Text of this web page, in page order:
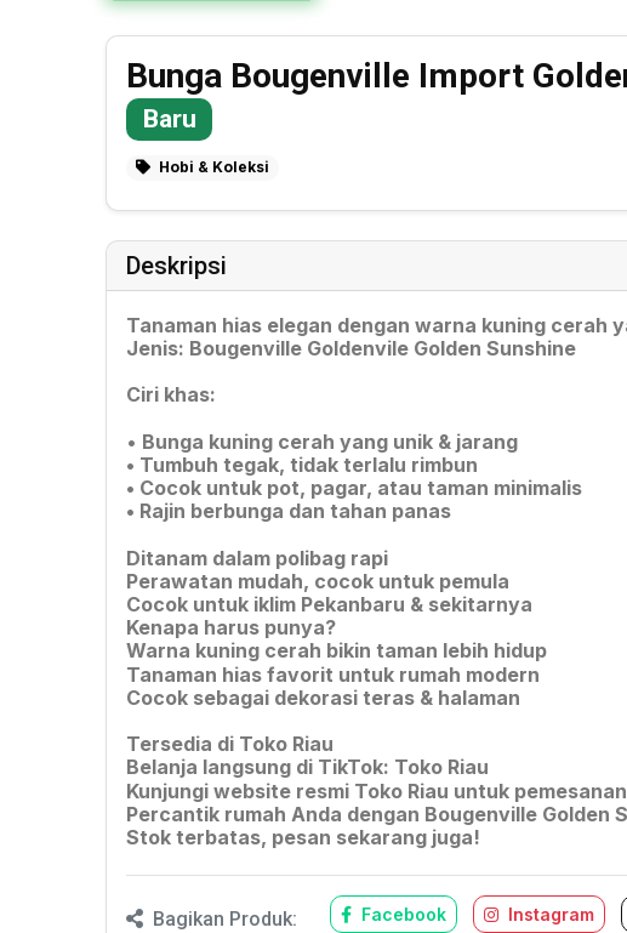
Bunga Bougenville Import
Baru
Hobi & Koleksi
Deskripsi
Tanaman hias elegan dengan warna kuning cerah
Jenis: Bougenville Goldenvile Golden Sunshine
Ciri khas:
• Bunga kuning cerah yang unik & jarang
• Tumbuh tegak, tidak terlalu rimbun
• Cocok untuk pot, pagar, atau taman minimalis
• Rajin berbunga dan tahan panas
Ditanam dalam polibag rapi
Perawatan mudah, cocok untuk pemula
Cocok untuk iklim Pekanbaru & sekitarnya
Kenapa harus punya?
Warna kuning cerah bikin taman lebih hidup
Tanaman hias favorit untuk rumah modern
Cocok sebagai dekorasi teras & halaman
Tersedia di Toko Riau
Belanja langsung di TikTok: Toko Riau
Kunjungi website resmi Toko Riau untuk
Percantik rumah Anda dengan Bougenville Golden
Stok terbatas, pesan sekarang juga!
Bagikan Produk: Facebook Instagram